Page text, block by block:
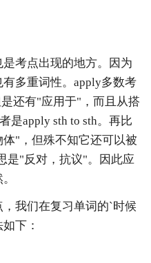
考点出现的地方。因为
多重词性。apply多数考
还有"应用于"，而且从搭
是apply sth to sth。再比
"，但殊不知它还可以被
是"反对，抗议"。因此应
我们在复习单词的`时候
下：